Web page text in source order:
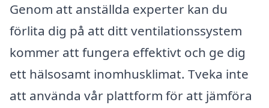
Genom att anställda experter kan du
förlita dig på att ditt ventilationssystem
kommer att fungera effektivt och ge dig
ett hälsosamt inomhusklimat. Tveka inte
att använda vår plattform för att jämföra